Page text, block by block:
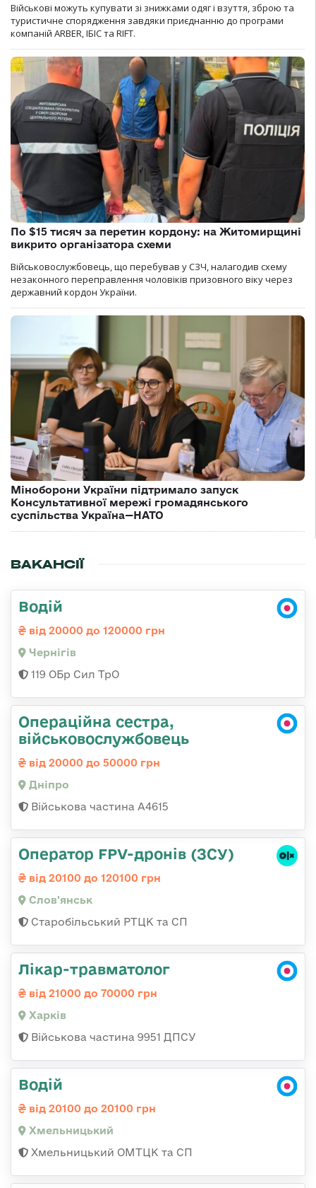
Військові можуть купувати зі знижками одяг і взуття, зброю та
туристичне спорядження завдяки приєднанню до програми
компаній ARBER, ІБІС та RIFT.
По $15 тисяч за перетин кордону: на Житомирщині
викрито організатора схеми
Військовослужбовець, що перебував у СЗЧ, налагодив схему
незаконного переправлення чоловіків призовного віку через
державний кордон України.
Міноборони України підтримало запуск
Консультативної мережі громадянського
суспільства Україна—НАТО
ВАКАНСІЇ
Водій
від 20000 до 120000 грн
Чернігів
119 ОБр Сил ТрО
Операційна сестра,
військовослужбовець
від 20000 до 50000 грн
Дніпро
Військова частина А4615
Оператор FPV-дронів (ЗСУ)
від 20100 до 120100 грн
Слов'янськ
Старобільський РТЦК та СП
Лікар-травматолог
від 21000 до 70000 грн
Харків
Військова частина 9951 ДПСУ
Водій
від 20100 до 20100 грн
Хмельницький
Хмельницький ОМТЦК та СП